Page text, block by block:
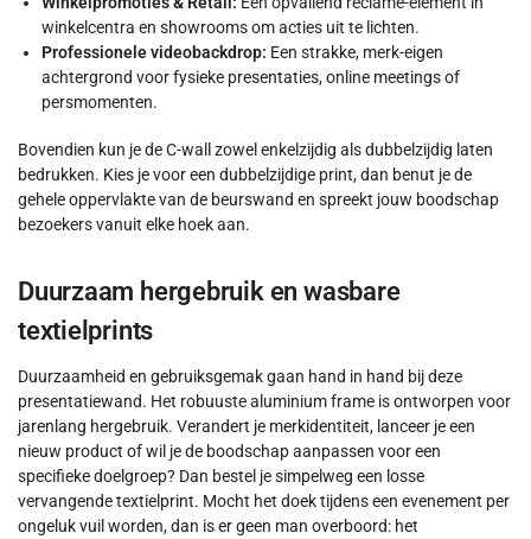
winkelcentra en showrooms om acties uit te lichten.
Professionele videobackdrop: Een strakke, merk-eigen
achtergrond voor fysieke presentaties, online meetings of
persmomenten.
Bovendien kun je de C-wall zowel enkelzijdig als dubbelzijdig laten
bedrukken. Kies je voor een dubbelzijdige print, dan benut je de
gehele oppervlakte van de beurswand en spreekt jouw boodschap
bezoekers vanuit elke hoek aan.
Duurzaam hergebruik en wasbare
textielprints
Duurzaamheid en gebruiksgemak gaan hand in hand bij deze
presentatiewand. Het robuuste aluminium frame is ontworpen voor
jarenlang hergebruik. Verandert je merkidentiteit, lanceer je een
nieuw product of wil je de boodschap aanpassen voor een
specifieke doelgroep? Dan bestel je simpelweg een losse
vervangende textielprint. Mocht het doek tijdens een evenement per
ongeluk vuil worden, dan is er geen man overboord: het